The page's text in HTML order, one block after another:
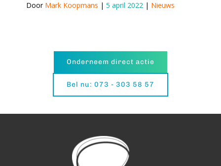
Door Mark Koopmans | 5 april 2022 | Nieuws
Onderneem direct actie
Bel nu: 073 - 303 58 57